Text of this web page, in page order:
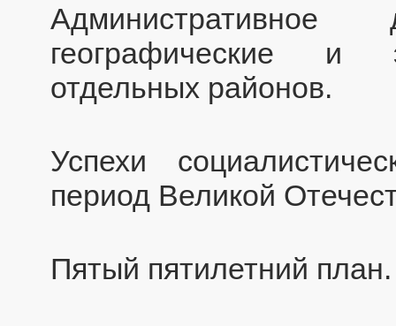
географические и
отдельных районов.
Успехи
период Великой
Пятый пятилетний